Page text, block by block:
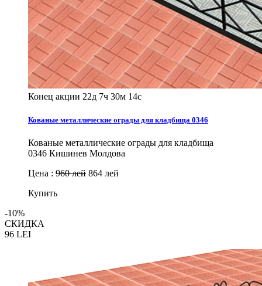
Конец акции 22д 7ч 30м 12с
Кованые металлические ограды для кладбища 0346
Кованые металлические ограды для кладбища
0346 Кишинев Молдова
Цена : 960 лей 864 лей
Купить
-10%
СКИДКА
96 LEI